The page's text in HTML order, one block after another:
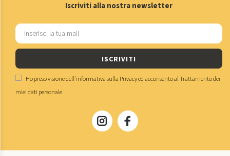
Iscriviti alla nostra newsletter
ISCRIVITI
Ho preso visione dell'informativa sulla Privacyed acconsento alTrattamento dei
miei dati personale